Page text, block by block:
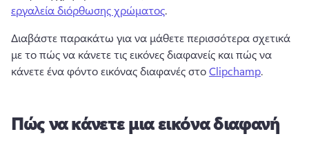
εργαλεία διόρθωσης χρώματος.
Διαβάστε παρακάτω για να μάθετε περισσότερα σχετικά
με το πώς να κάνετε τις εικόνες διαφανείς και πώς να
κάνετε ένα φόντο εικόνας διαφανές στο Clipchamp.
Πώς να κάνετε μια εικόνα διαφανή